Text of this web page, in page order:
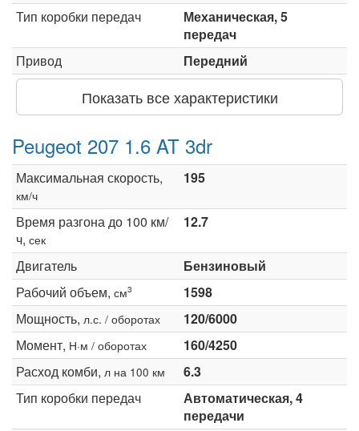
Тип коробки передач
Механическая, 5
передач
Привод
Передний
Показать все характеристики
Peugeot 207 1.6 AT 3dr
Максимальная скорость,
км/ч
195
Время разгона до 100 км/
ч, сек
12.7
Двигатель
Бензиновый
Рабочий объем, см3
1598
Мощность, л.с. / оборотах
120/6000
Момент, Н·м / оборотах
160/4250
Расход комби, л на 100 км
6.3
Тип коробки передач
Автоматическая, 4
передачи